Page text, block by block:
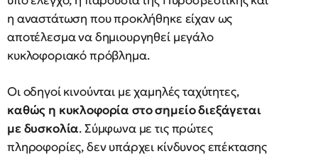
η αναστάτωση που προκλήθηκε είχαν ως
αποτέλεσμα να δημιουργηθεί μεγάλο
κυκλοφοριακό πρόβλημα.
Οι οδηγοί κινούνται με χαμηλές ταχύτητες,
καθώς η κυκλοφορία στο σημείο διεξάγεται
με δυσκολία. Σύμφωνα με τις πρώτες
πληροφορίες, δεν υπάρχει κίνδυνος επέκτασης